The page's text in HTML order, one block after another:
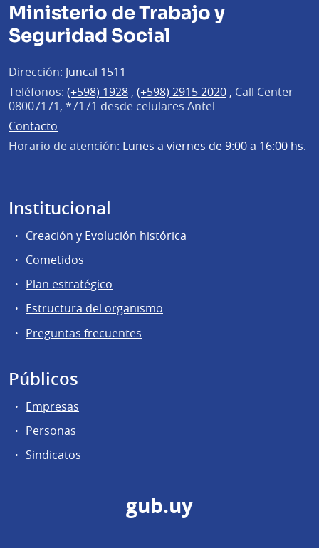
Ministerio de Trabajo y
Seguridad Social
Dirección: Juncal 1511
Teléfonos: (+598) 1928 , (+598) 2915 2020 , Call Center
08007171, *7171 desde celulares Antel
Contacto
Horario de atención: Lunes a viernes de 9:00 a 16:00 hs.
Institucional
Creación y Evolución histórica
Cometidos
Plan estratégico
Estructura del organismo
Preguntas frecuentes
Públicos
Empresas
Personas
Sindicatos
gub.uy